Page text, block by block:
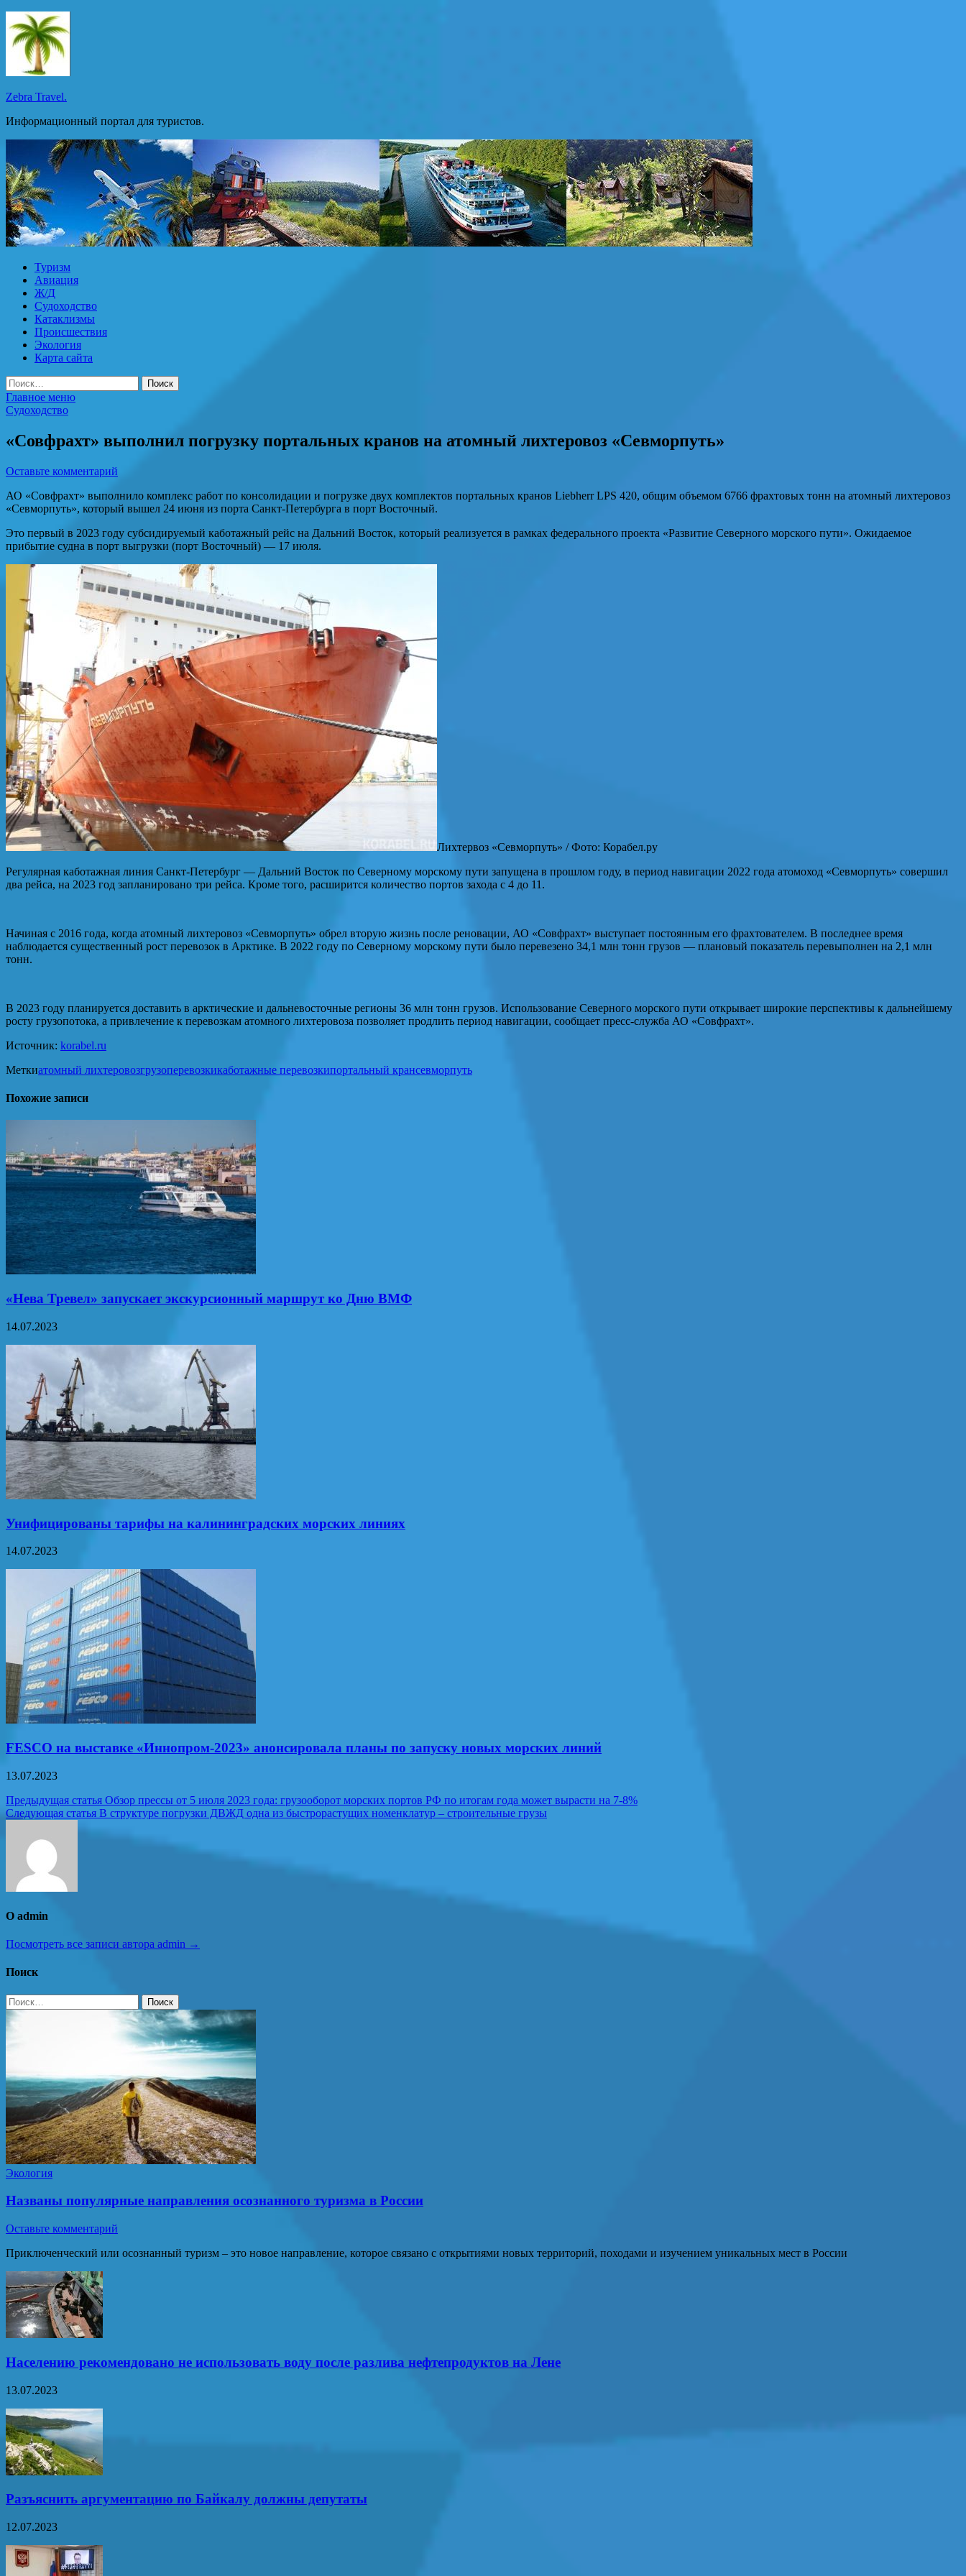
Перейти
к
содержимому
Zebra Travel.
Информационный портал для туристов.
Туризм
Авиация
Ж/Д
Судоходство
Катаклизмы
Происшествия
Экология
Карта сайта
Найти:
Главное меню
Судоходство
«Совфрахт» выполнил погрузку портальных кранов на атомный лихтеровоз «Севморпуть»
Оставьте комментарий
АО «Совфрахт» выполнило комплекс работ по консолидации и погрузке двух комплектов портальных кранов Liebherr LPS 420, общим объемом 6766 фрахтовых тонн на атомный лихтеровоз
«Севморпуть», который вышел 24 июня из порта Санкт-Петербурга в порт Восточный.
Это первый в 2023 году субсидируемый каботажный рейс на Дальний Восток, который реализуется в рамках федерального проекта «Развитие Северного морского пути». Ожидаемое
прибытие судна в порт выгрузки (порт Восточный) — 17 июля.
Лихтервоз «Севморпуть» / Фото: Корабел.ру
Регулярная каботажная линия Санкт-Петербург — Дальний Восток по Северному морскому пути запущена в прошлом году, в период навигации 2022 года атомоход «Севморпуть» совершил
два рейса, на 2023 год запланировано три рейса. Кроме того, расширится количество портов захода с 4 до 11.
Начиная с 2016 года, когда атомный лихтеровоз «Севморпуть» обрел вторую жизнь после реновации, АО «Совфрахт» выступает постоянным его фрахтователем. В последнее время
наблюдается существенный рост перевозок в Арктике. В 2022 году по Северному морскому пути было перевезено 34,1 млн тонн грузов — плановый показатель перевыполнен на 2,1 млн
тонн.
В 2023 году планируется доставить в арктические и дальневосточные регионы 36 млн тонн грузов. Использование Северного морского пути открывает широкие перспективы к дальнейшему
росту грузопотока, а привлечение к перевозкам атомного лихтеровоза позволяет продлить период навигации, сообщает пресс-служба АО «Совфрахт».
Источник: korabel.ru
Меткиатомный лихтеровозгрузоперевозкикаботажные перевозкипортальный крансевморпуть
Похожие записи
«Нева Тревел» запускает экскурсионный маршрут ко Дню ВМФ
14.07.2023
Унифицированы тарифы на калининградских морских линиях
14.07.2023
FESCO на выставке «Иннопром-2023» анонсировала планы по запуску новых морских линий
13.07.2023
Навигация
по
записям
Предыдущая статья Обзор прессы от 5 июля 2023 года: грузооборот морских портов РФ по итогам года может вырасти на 7-8%
Следующая статья В структуре погрузки ДВЖД одна из быстрорастущих номенклатур – строительные грузы
О admin
Посмотреть все записи автора admin →
Поиск
Найти:
Экология
Названы популярные направления осознанного туризма в России
Оставьте комментарий
Приключенческий или осознанный туризм – это новое направление, которое связано с открытиями новых территорий, походами и изучением уникальных мест в России
Населению рекомендовано не использовать воду после разлива нефтепродуктов на Лене
13.07.2023
Разъяснить аргументацию по Байкалу должны депутаты
12.07.2023